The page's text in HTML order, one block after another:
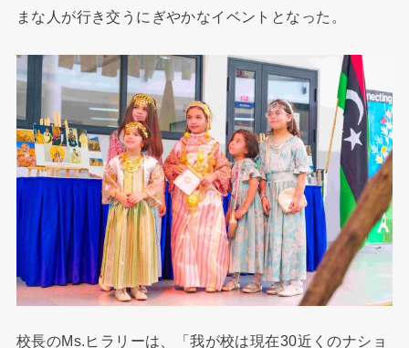
まな人が行き交うにぎやかなイベントとなった。
校長のMs.ヒラリーは、「我が校は現在30近くのナショ